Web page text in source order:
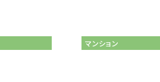
マンション